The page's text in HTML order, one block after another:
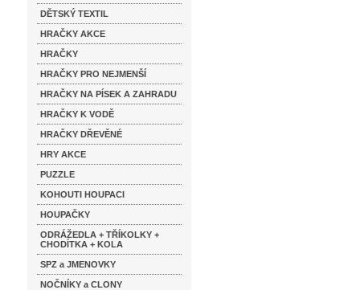
DĚTSKÝ TEXTIL
HRAČKY AKCE
HRAČKY
HRAČKY PRO NEJMENŠÍ
HRAČKY NA PÍSEK A ZAHRADU
HRAČKY K VODĚ
HRAČKY DŘEVĚNÉ
HRY AKCE
PUZZLE
KOHOUTI HOUPACI
HOUPAČKY
ODRÁŽEDLA + TŘÍKOLKY +
CHODÍTKA + KOLA
SPZ a JMENOVKY
NOČNÍKY a CLONY